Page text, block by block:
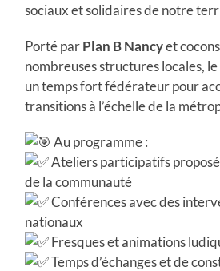
sociaux et solidaires de notre
Porté parPlan B Nancyet
nombreuses structures locales,
un temps fort fédérateur pour
transitions à l’échelle de la
Au programme :
Ateliers participatifs
de la communauté
Conférences avec des
nationaux
Fresques et animations
Temps d’échanges et de